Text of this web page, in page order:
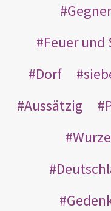
Gegner
Feuer und
Dorf
Aussätzig